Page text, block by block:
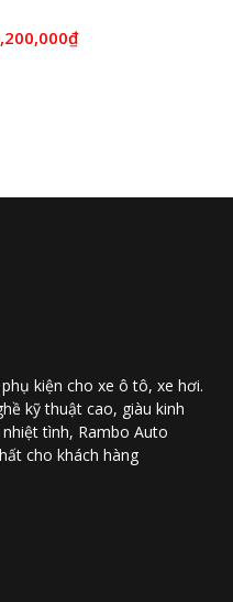
kiện cho xe ô tô, xe hơi.
kỹ thuật cao, giàu kinh
tình, Rambo Auto
cho khách hàng